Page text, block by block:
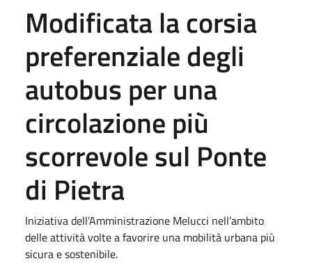
Modificata la corsia
preferenziale degli
autobus per una
circolazione più
scorrevole sul Ponte
di Pietra
Iniziativa dell’Amministrazione Melucci nell’ambito
delle attività volte a favorire una mobilità urbana più
sicura e sostenibile.